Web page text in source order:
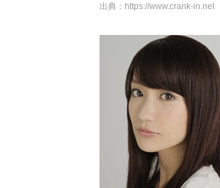
出典： https://www.crank-in.net